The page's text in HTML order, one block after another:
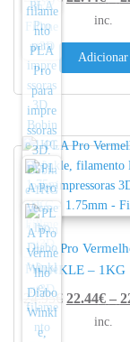
inc.
Adicionar
PLA Pro
WINKLE – 1KG
24.95€ 22.44€ –
inc.